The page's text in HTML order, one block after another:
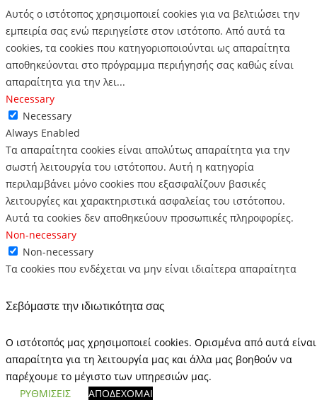
Σεβόμαστε την ιδιωτικότητα σας
Ο ιστότοπός μας χρησιμοποιεί cookies. Ορισμένα από αυτά είναι
απαραίτητα για τη λειτουργία μας και άλλα μας βοηθούν να
παρέχουμε το μέγιστο των υπηρεσιών μας.
ΡΥΘΜΙΣΕΙΣ
ΑΠΟΔΕΧΟΜΑΙ
Αυτός ο ιστότοπος χρησιμοποιεί cookies για να βελτιώσει την
εμπειρία σας ενώ περιηγείστε στον ιστότοπο. Από αυτά τα
cookies, τα cookies που κατηγοριοποιούνται ως απαραίτητα
αποθηκεύονται στο πρόγραμμα περιήγησής σας καθώς είναι
απαραίτητα για την λει...
Necessary
Necessary
Always Enabled
Τα απαραίτητα cookies είναι απολύτως απαραίτητα για την
σωστή λειτουργία του ιστότοπου. Αυτή η κατηγορία
περιλαμβάνει μόνο cookies που εξασφαλίζουν βασικές
λειτουργίες και χαρακτηριστικά ασφαλείας του ιστότοπου.
Αυτά τα cookies δεν αποθηκεύουν προσωπικές πληροφορίες.
Non-necessary
Non-necessary
Τα cookies που ενδέχεται να μην είναι ιδιαίτερα απαραίτητα
για τη συλλογή προσωπικών δεδομένων χρηστών μέσω
περιεχομένων ορίζονται ως μη απαραίτητα cookie. Είναι
υποχρεωτικό να προμηθεύεστε τη συγκατάθεση του χρήστη
πριν εκτελέσετε αυτά τα cookies στον ιστότοπό σας.
SAVE & ACCEPT